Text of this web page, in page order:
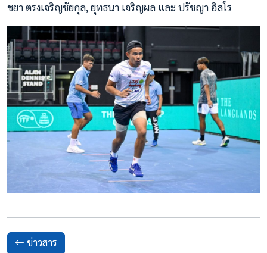
ชยา ตรงเจริญชัยกุล, ยุทธนา เจริญผล และ ปรัชญา อิสโร
ข่าวสาร